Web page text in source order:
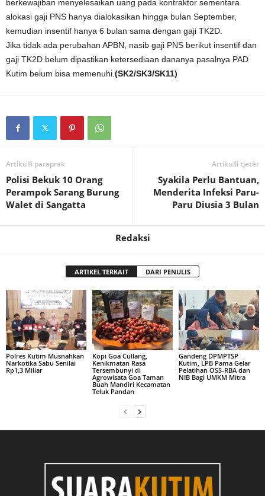
berkewajiban menyelesaikan uang pada kontraktor sementara
alokasi gaji PNS hanya dialokasikan hingga bulan September,
kemudian insentif hanya 6 bulan sama dengan gaji TK2D.
Jika tidak ada perubahan APBN, nasib gaji PNS berikut insentif dan
gaji TK2D belum dipastikan ketersediaan dananya pasalnya PAD
Kutim belum bisa memenuhi. (SK2/SK3/SK11)
Artikulli paraprak
Polisi Bekuk 10 Orang
Perampok Sarang Burung
Walet di Sangatta
Artikulli tjetër
Syakila Perlu Bantuan,
Menderita Infeksi Paru-
Paru Diusia 3 Bulan
Redaksi
ARTIKEL TERKAIT DARI PENULIS
Polres Kutim Musnahkan
Narkotika Sabu Senilai
Rp1,3 Miliar
Kopi Goa Cullang,
Kenikmatan Rasa
Tersembunyi di
Agrowisata Goa Taman
Buah Mandiri Kecamatan
Teluk Pandan
Gandeng DPMPTSP
Kutim, LPB Pama Gelar
Pelatihan OSS-RBA dan
NIB Bagi UMKM Mitra